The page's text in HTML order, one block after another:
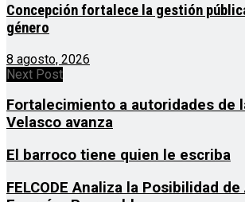
Concepción fortalece la gestión
género
8 agosto, 2026
Next Post
Fortalecimiento a autoridades de
Velasco avanza
El barroco tiene quien le escriba
FELCODE Analiza la Posibilidad